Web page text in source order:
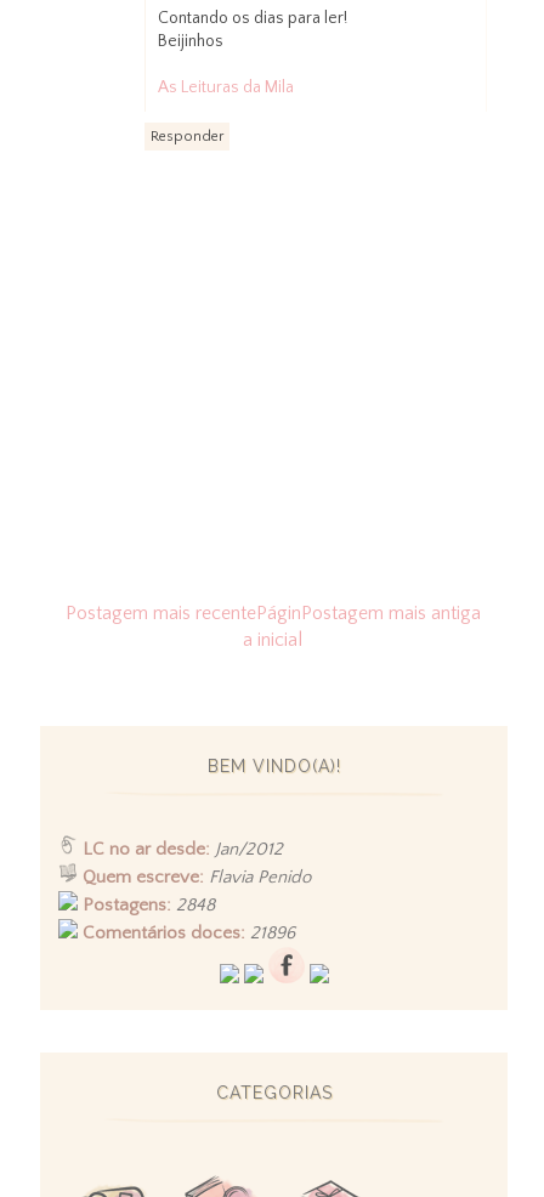
Contando os dias para ler!
Beijinhos
As Leituras da Mila
Responder
Postagem mais recente Postagem mais antiga
Págin
a inicial
BEM VINDO(A)!
LC no ar desde: Jan/2012
Quem escreve: Flavia Penido
Postagens: 2848
Comentários doces: 21896
CATEGORIAS